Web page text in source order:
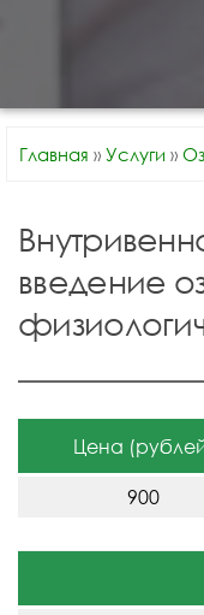
Главная » Услуги »
введение
Цена
900